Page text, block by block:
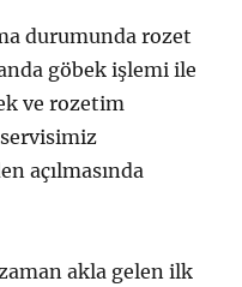
durumunda rozet
göbek işlemi ile
ve rozetim
servisimiz
açılmasında
akla gelen ilk